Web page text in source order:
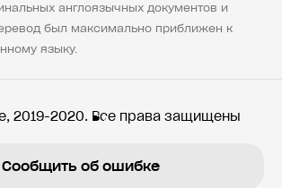
англоязычных документов и
был максимально приближен к
языку.
2019-2020. Все права защищены
Сообщить об ошибке